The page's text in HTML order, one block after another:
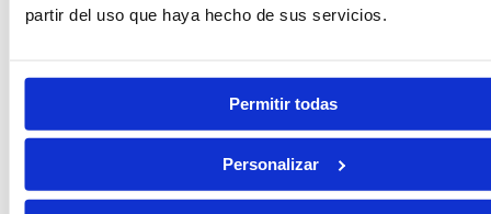
partir del uso que haya hecho de sus servicios.
Permitir todas
Personalizar
Instituciones Penitenciarias